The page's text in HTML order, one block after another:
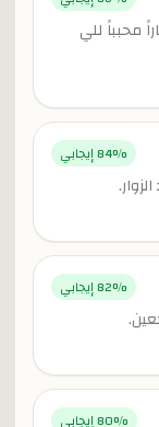
محبباً للي
84% إيجابي
82% إيجابي
80% إيجابي